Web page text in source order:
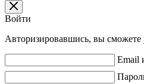
Войти
Авторизировавшись, вы сможете
Email